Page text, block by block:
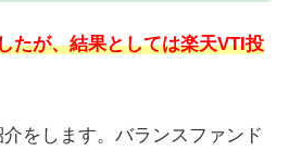
たが、結果としては楽天VTI投
をします。バランスファンド